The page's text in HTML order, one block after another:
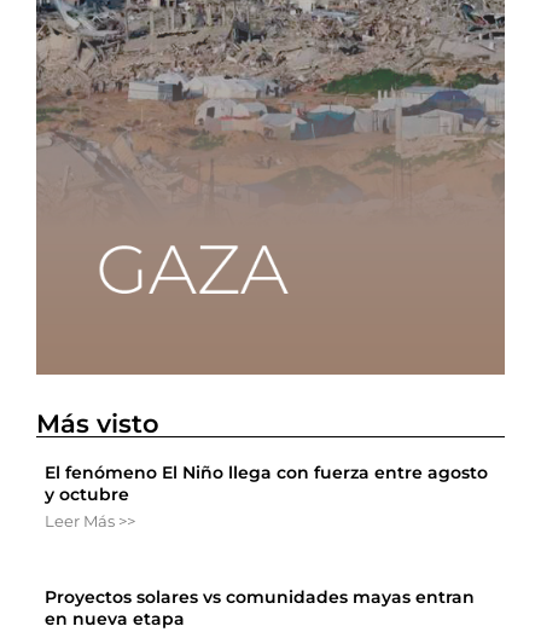
Más visto
El fenómeno El Niño llega con fuerza entre agosto
y octubre
Leer Más >>
Proyectos solares vs comunidades mayas entran
en nueva etapa